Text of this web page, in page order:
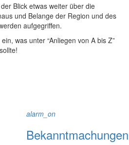
Blick etwas weiter über die
und Belange der Region und des
aufgegriffen.
was unter “Anliegen von A bis Z”
alarm_on
Bekanntmachungen